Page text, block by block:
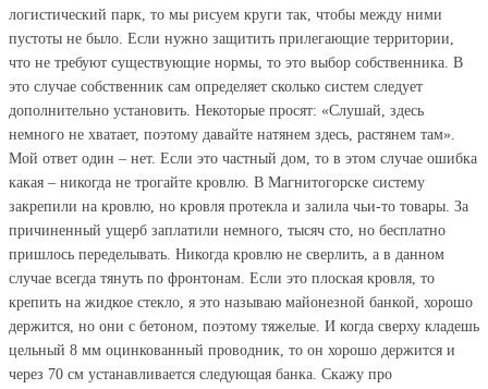
логистический парк, то мы рисуем круги так, чтобы между ними
пустоты не было. Если нужно защитить прилегающие территории,
что не требуют существующие нормы, то это выбор собственника. В
это случае собственник сам определяет сколько систем следует
дополнительно установить. Некоторые просят: «Слушай, здесь
немного не хватает, поэтому давайте натянем здесь, растянем там».
Мой ответ один – нет. Если это частный дом, то в этом случае ошибка
какая – никогда не трогайте кровлю. В Магнитогорске систему
закрепили на кровлю, но кровля протекла и залила чьи-то товары. За
причиненный ущерб заплатили немного, тысяч сто, но бесплатно
пришлось переделывать. Никогда кровлю не сверлить, а в данном
случае всегда тянуть по фронтонам. Если это плоская кровля, то
крепить на жидкое стекло, я это называю майонезной банкой, хорошо
держится, но они с бетоном, поэтому тяжелые. И когда сверху кладешь
цельный 8 мм оцинкованный проводник, то он хорошо держится и
через 70 см устанавливается следующая банка. Скажу про